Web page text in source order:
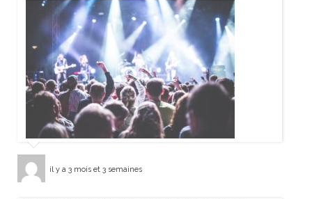
il y a 3 mois et 3 semaines